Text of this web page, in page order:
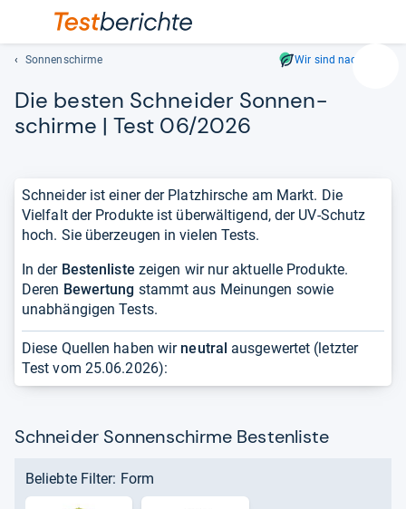
mit
den
Sonnenschirme Wir sind nachhaltig
Die bes­ten Schnei­der Son­nen­
schirme | Test 06/2026
Schneider ist einer der Platzhirsche am Markt. Die
Vielfalt der Produkte ist überwältigend, der UV-Schutz
hoch. Sie überzeugen in vielen Tests.
In der Bestenliste zeigen wir nur aktuelle Produkte.
Deren Bewertung stammt aus Meinungen sowie
unabhängigen Tests.
Diese Quellen haben wir neutral ausgewertet (letzter
Test vom 25.06.2026):
Schneider Sonnenschirme Bestenliste
Beliebte Filter: Form